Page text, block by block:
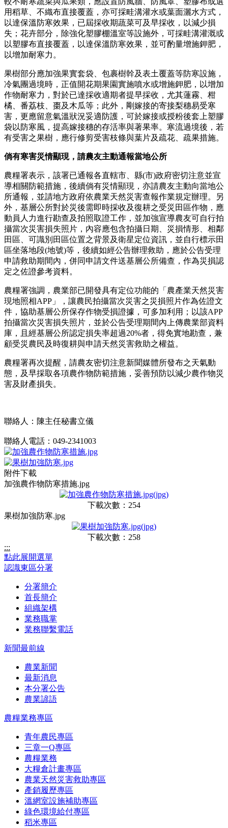
用稻草、不織布直接覆蓋，亦可採畦溝灌水或葉面灑水方式，
以達保溫防寒效果，已屆採收期蔬菜可及早採收，以減少損
失；花卉部分，除強化塑膠棚溫室等設施外，可採畦溝灌溉或
以塑膠布直接覆蓋，以達保溫防寒效果，並可酌量增施鉀肥，
以增加耐寒力。
果樹部分應加強果實套袋、包裹樹幹及表土覆蓋等防寒設施，
冷氣團過境時，正值開花期果園實施噴水或增施鉀肥，以增加
作物耐寒力，對於已達採收適期者提早採收，尤其蓮霧、柑
橘、番荔枝、棗及木瓜等；此外，剛嫁接的寄接梨穗易受寒
害，更應留意氣溫狀況妥適防護，可於嫁接或授粉後套上塑膠
袋以防寒風，提高嫁接穗的存活率與著果率。寒流過境後，若
有受害之果樹，應行修剪受害枝條與葉片及疏花、疏果措施。
倘有寒害災情顯現，請農友主動通報當地公所
農糧署表示，該署已通報各直轄市、縣(市)政府密切注意並宣
導相關防範措施，後續倘有災情顯現，亦請農友主動向當地公
所通報，並請地方政府依農業天然災害查報作業規定辦理。另
外，基層公所對於災後需即時採收及復耕之受災田區作物，應
動員人力進行勘查及拍照取證工作，並加強宣導農友可自行拍
攝當次災害損失照片，內容應包含拍攝日期、災損情形、相鄰
田區、可識別田區位置之背景及衛星定位資訊，並自行標示田
區坐落地段(地號)等，後續如經公告辦理救助，應於公告受理
申請救助期間內，併同申請文件送基層公所備查，作為災損認
定之佐證參考資料。
農糧署強調，農業部已開發具有定位功能的「農產業天然災害
現地照相APP」，讓農民拍攝當次災害之災損照片作為佐證文
件，協助基層公所保存作物受損證據，可多加利用；以該APP
拍攝當次災害損失照片，並於公告受理期間內上傳農業部資料
庫，且經基層公所認定損失率超過20%者，得免實地勘查，兼
顧受災農民及時復耕與申請天然災害救助之權益。
農糧署再次提醒，請農友密切注意新聞媒體所發布之天氣動
態，及早採取各項農作物防範措施，妥善預防以減少農作物災
害及財產損失。
聯絡人：陳主任秘書立儀
聯絡人電話：049-2341003
附件下載
加強農作物防寒措施.jpg
下載次數：254
果樹加強防寒.jpg
下載次數：258
:::
點此展開選單
認識東區分署
分署簡介
首長簡介
組織架構
業務職掌
業務聯繫電話
新聞最前線
農業新聞
最新消息
本分署公告
農業諺語
農糧業務專區
青年農民專區
三章一Q專區
農糧業務
大糧倉計畫專區
農業天然災害救助專區
產銷履歷專區
溫網室設施補助專區
綠色環境給付專區
稻米專區